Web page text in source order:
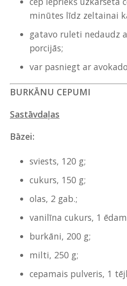
minūtes līdz zeltainai
gatavo ruleti nedaudz
porcijās;
var pasniegt ar
BURKĀNU CEPUMI
Sastāvdaļas
Bāzei:
sviests, 120 g;
cukurs, 150 g;
olas, 2 gab.;
vanilīna cukurs, 1
burkāni, 200 g;
milti, 250 g;
cepamais pulveris, 1